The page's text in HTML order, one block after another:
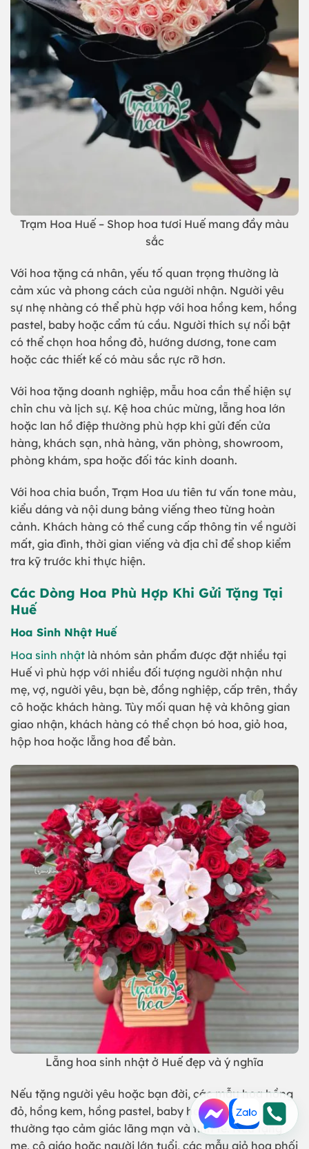
Trạm Hoa Huế – Shop hoa tươi Huế mang đầy màu
sắc
Với hoa tặng cá nhân, yếu tố quan trọng thường là
cảm xúc và phong cách của người nhận. Người yêu
sự nhẹ nhàng có thể phù hợp với hoa hồng kem, hồng
pastel, baby hoặc cẩm tú cầu. Người thích sự nổi bật
có thể chọn hoa hồng đỏ, hướng dương, tone cam
hoặc các thiết kế có màu sắc rực rỡ hơn.
Với hoa tặng doanh nghiệp, mẫu hoa cần thể hiện sự
chỉn chu và lịch sự. Kệ hoa chúc mừng, lẵng hoa lớn
hoặc lan hồ điệp thường phù hợp khi gửi đến cửa
hàng, khách sạn, nhà hàng, văn phòng, showroom,
phòng khám, spa hoặc đối tác kinh doanh.
Với hoa chia buồn, Trạm Hoa ưu tiên tư vấn tone màu,
kiểu dáng và nội dung bảng viếng theo từng hoàn
cảnh. Khách hàng có thể cung cấp thông tin về người
mất, gia đình, thời gian viếng và địa chỉ để shop kiểm
tra kỹ trước khi thực hiện.
Các Dòng Hoa Phù Hợp Khi Gửi Tặng Tại
Huế
Hoa Sinh Nhật Huế
Hoa sinh nhật là nhóm sản phẩm được đặt nhiều tại
Huế vì phù hợp với nhiều đối tượng người nhận như
mẹ, vợ, người yêu, bạn bè, đồng nghiệp, cấp trên, thầy
cô hoặc khách hàng. Tùy mối quan hệ và không gian
giao nhận, khách hàng có thể chọn bó hoa, giỏ hoa,
hộp hoa hoặc lẵng hoa để bàn.
Lẵng hoa sinh nhật ở Huế đẹp và ý nghĩa
Nếu tặng người yêu hoặc bạn đời, các mẫu hoa hồng
đỏ, hồng kem, hồng pastel, baby hoặc cẩm tú cầu
thường tạo cảm giác lãng mạn và tinh tế. Nếu tặng
mẹ, cô giáo hoặc người lớn tuổi, các mẫu giỏ hoa phối